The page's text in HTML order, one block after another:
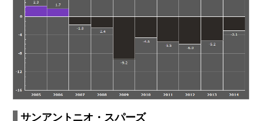
サンアントニオ・スパーズ